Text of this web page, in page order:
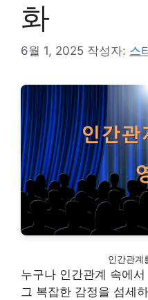
화
6월 1, 2025 작성자: 스
인간관계
누구나 인간관계 속에
그 복잡한 감정을 섬세